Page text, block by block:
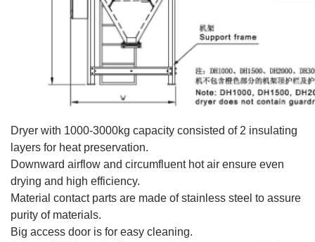
Dryer with 1000-3000kg capacity consisted of 2 insulating
layers for heat preservation.
Downward airflow and circumfluent hot air ensure even
drying and high efficiency.
Material contact parts are made of stainless steel to assure
purity of materials.
Big access door is for easy cleaning.